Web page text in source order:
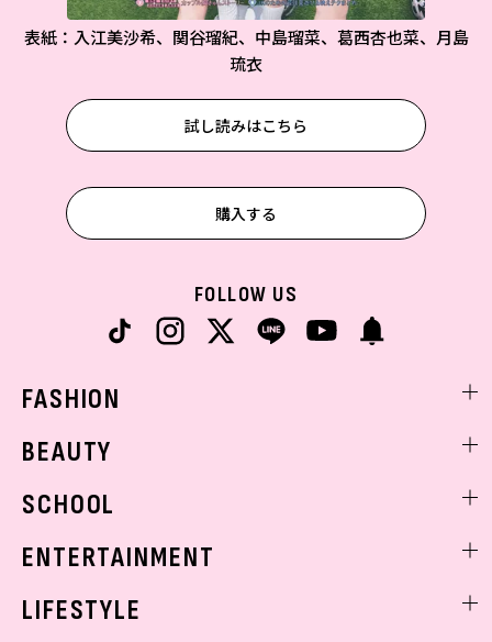
表紙：入江美沙希、関谷瑠紀、中島瑠菜、葛西杏也菜、月島
琉衣
試し読みはこちら
購入する
FOLLOW US
FASHION
着回し
BEAUTY
ベストコスメ
SCHOOL
学校ヘアメイク
ENTERTAINMENT
LIFESTYLE